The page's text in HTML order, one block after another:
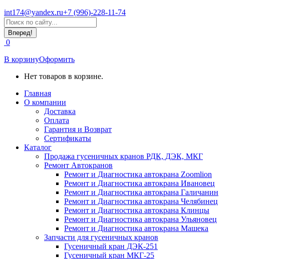
int174@yandex.ru+7 (996)-228-11-74
Страница
WhatsApp
открывается
в
новом
окне
Поиск:
0
В корзинуОформить
Нет товаров в корзине.
Главная
О компании
Доставка
Оплата
Гарантия и Возврат
Сертификаты
Каталог
Продажа гусеничных кранов РДК, ДЭК, МКГ
Ремонт Автокранов
Ремонт и Диагностика автокрана Zoomlion
Ремонт и Диагностика автокрана Ивановец
Ремонт и Диагностика автокрана Галичанин
Ремонт и Диагностика автокрана Челябинец
Ремонт и Диагностика автокрана Клинцы
Ремонт и Диагностика автокрана Ульяновец
Ремонт и Диагностика автокрана Машека
Запчасти для гусеничных кранов
Гусеничный кран ДЭК-251
Гусеничный кран МКГ-25